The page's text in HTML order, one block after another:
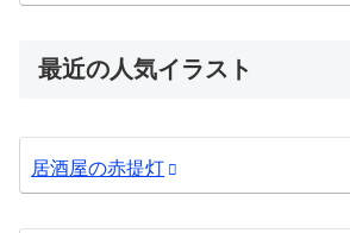
最近の人気イラスト
居酒屋の赤提灯